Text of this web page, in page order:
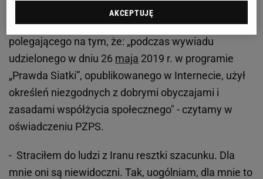
- Wydział Dyscypliny PZPS uznał winnym Michała
Kubiaka popełnienia wykroczenia dyscyplinarnego,
polegającego na tym, że: „podczas wywiadu
udzielonego w dniu 26 maja 2019 r. w programie
„Prawda Siatki”, opublikowanego w Internecie, użył
określeń niezgodnych z dobrymi obyczajami i
zasadami współżycia społecznego" - czytamy w
oświadczeniu PZPS.
- Straciłem do ludzi z Iranu resztki szacunku. Dla
mnie oni są niewidoczni. Tak, uogólniam, dla mnie to
AKCEPTUJĘ